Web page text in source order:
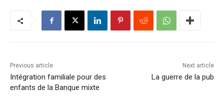
Previous article
Intégration familiale pour des
enfants de la Banque mixte
Next article
La guerre de la pub